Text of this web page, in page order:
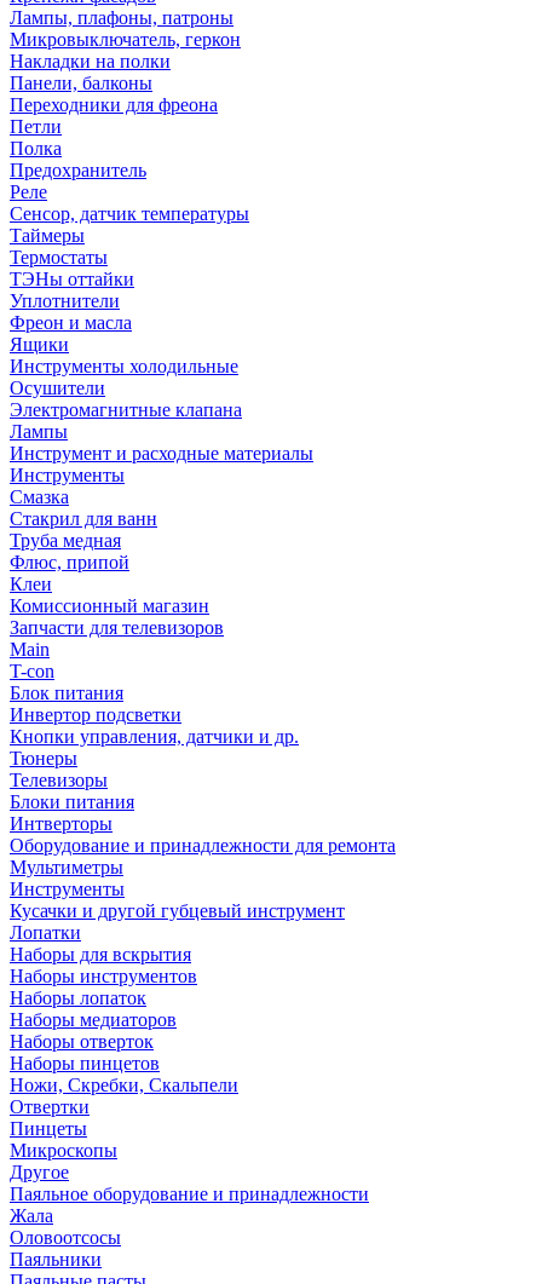
Лампы, плафоны, патроны
Микровыключатель, геркон
Накладки на полки
Панели, балконы
Переходники для фреона
Петли
Полка
Предохранитель
Реле
Сенсор, датчик температуры
Таймеры
Термостаты
ТЭНы оттайки
Уплотнители
Фреон и масла
Ящики
Инструменты холодильные
Осушители
Электромагнитные клапана
Лампы
Инструмент и расходные материалы
Инструменты
Смазка
Стакрил для ванн
Труба медная
Флюс, припой
Клеи
Комиссионный магазин
Запчасти для телевизоров
Main
T-con
Блок питания
Инвертор подсветки
Кнопки управления, датчики и др.
Тюнеры
Телевизоры
Блоки питания
Интверторы
Оборудование и принадлежности для ремонта
Мультиметры
Инструменты
Кусачки и другой губцевый инструмент
Лопатки
Наборы для вскрытия
Наборы инструментов
Наборы лопаток
Наборы медиаторов
Наборы отверток
Наборы пинцетов
Ножи, Скребки, Скальпели
Отвертки
Пинцеты
Микроскопы
Другое
Паяльное оборудование и принадлежности
Жала
Оловоотсосы
Паяльники